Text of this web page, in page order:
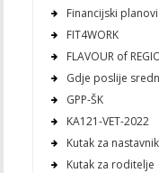
Financijski
FIT4WORK
FLAVOUR of
Gdje poslije
GPP-ŠK
KA121-VET-2022
Kutak za
Kutak za roditelje